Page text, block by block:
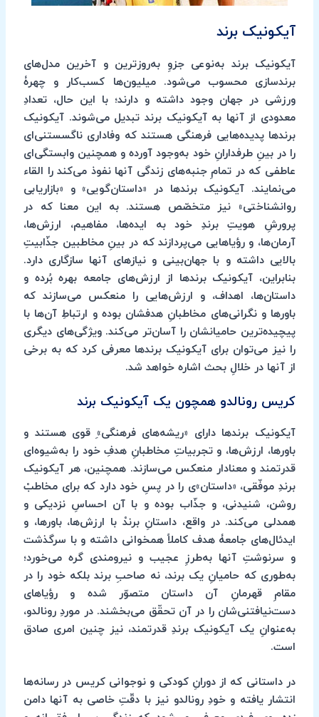
آیکونیک برند
آیکونیک برند به‌نوعی جزوِ به‌روزترین و آخرین مدل‌های
برندسازی محسوب می‌شود. میلیون‌ها کسب‌کار و چهرۀ
ورزشی در جهان وجود داشته و دارند؛ با این حال، تعدادِ
معدودی از آنها به آیکونیک برند تبدیل می‌شوند. آیکونیک
برندها پدیده‌هایی فرهنگی هستند که وفاداری ناگسستنی‌ای
را در بینِ طرفدارانِ خود به‌وجود آورده و همچنین وابستگی‌ای
عاطفی که در تمامِ جنبه‌های زندگی آنها نفوذ می‌کند را القاء
می‌نمایند. آیکونیک برندها در «داستان‌گویی» و «بازاریابی
روانشناختی» نیز متخصّص هستند. به این معنا که در
پرورشِ هویتِ برندِ خود به ایده‌ها، مفاهیم، ارزش‌ها،
آرمان‌ها، و رؤیاهایی می‌پردازند که در بینِ مخاطبین جذّابیتِ
بالایی داشته و با جهان‌بینی و نیازهای آنها سازگاری دارد.
بنابراین، آیکونیک برندها از ارزش‌های جامعه بهره بُرده و
داستان‌ها، اهداف، و ارزش‌هایی را منعکس‌ می‌سازند که
باورها و نگرانی‌های مخاطبانِ هدفشان بوده و ارتباطِ آن‌ها با
پیچیده‌ترین حامیانشان را آسان‌تر می‌کند. ویژگی‌های دیگری
را نیز می‌توان برای آیکونیک برندها معرفی کرد که به برخی
از آنها در خلالِ بحث اشاره خواهد شد.
کریس رونالدو همچون یک آیکونیک برند
آیکونیک برندها دارای «ریشه‌های فرهنگی»ِ قوی هستند و
باورها، ارزش‌ها، و تجربیاتِ مخاطبانِ هدفِ خود را به‌شیوه‌ای
قدرتمند و معنادار منعکس می‌سازند. همچنین، هر آیکونیک
برندِ موفّقی، «داستان»ی را در پسِ خود دارد که برای مخاطبْ
روشن، شنیدنی، و جذّاب بوده و با آن احساسِ نزدیکی و
همدلی می‌کند. در واقع، داستانِ برندْ با ارزش‌ها، باورها، و
ایدئال‌های جامعۀ هدف کاملاً همخوانی داشته و با سرگذشت
و سرنوشتِ آنها به‌طرزِ عجیب و نیرومندی گره می‌خورد؛
به‌طوری که حامیانِ یک برند، نه صاحبِ برند بلکه خود را در
مقامِ قهرمانِ آن داستان متصوّر شده و رؤیاهای
دست‌نیافتنی‌شان را در آن تحقّق می‌بخشند. در موردِ رونالدو،
به‌عنوانِ یک آیکونیک برندِ قدرتمند، نیز چنین امری صادق
است.
در داستانی که از دورانِ کودکی و نوجوانی کریس در رسانه‌ها
انتشار یافته و خودِ رونالدو نیز با دقّتِ خاصی به آنها دامن